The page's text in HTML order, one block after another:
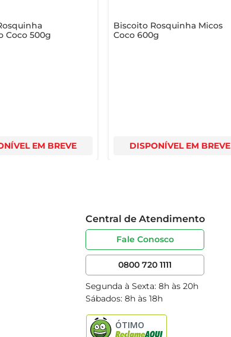
Coco 500g
EM BREVE
Biscoito Rosquinha Micos
Coco 600g
DISPONÍVEL EM BREVE
Central de Atendimento
Fale Conosco
0800 720 1111
Segunda à Sexta: 8h às 20h
Sábados: 8h às 18h